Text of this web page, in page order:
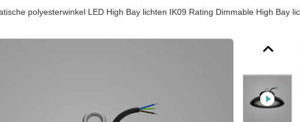
polyesterwinkel LED High Bay lichten IK09 Rating Dimmable High Bay